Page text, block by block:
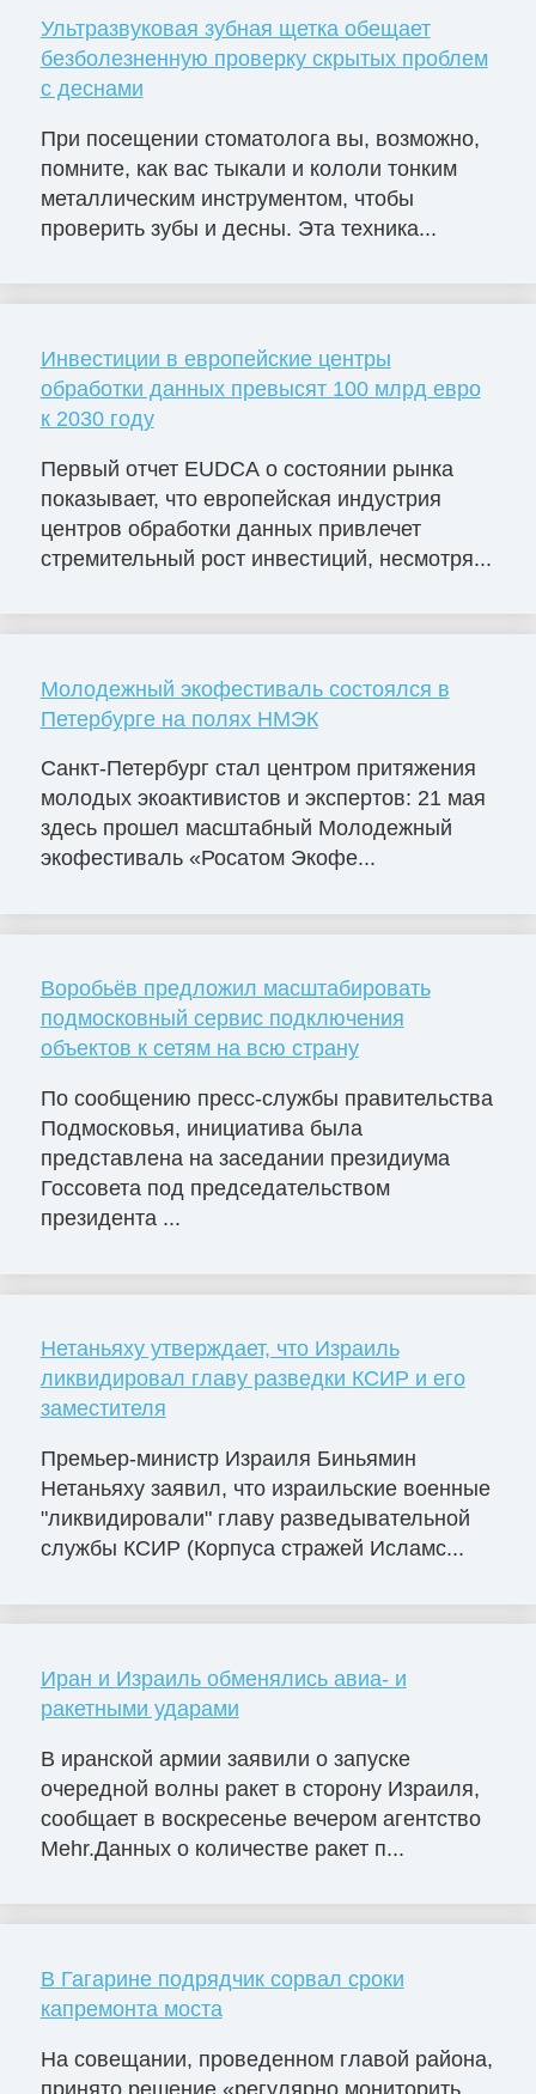
Ультразвуковая зубная щетка обещает
безболезненную проверку скрытых проблем
с деснами
При посещении стоматолога вы, возможно,
помните, как вас тыкали и кололи тонким
металлическим инструментом, чтобы
проверить зубы и десны. Эта техника...
Инвестиции в европейские центры
обработки данных превысят 100 млрд евро
к 2030 году
Первый отчет EUDCA о состоянии рынка
показывает, что европейская индустрия
центров обработки данных привлечет
стремительный рост инвестиций, несмотря...
Молодежный экофестиваль состоялся в
Петербурге на полях НМЭК
Санкт-Петербург стал центром притяжения
молодых экоактивистов и экспертов: 21 мая
здесь прошел масштабный Молодежный
экофестиваль «Росатом Экофе...
Воробьёв предложил масштабировать
подмосковный сервис подключения
объектов к сетям на всю страну
По сообщению пресс-службы правительства
Подмосковья, инициатива была
представлена на заседании президиума
Госсовета под председательством
президента ...
Нетаньяху утверждает, что Израиль
ликвидировал главу разведки КСИР и его
заместителя
Премьер-министр Израиля Биньямин
Нетаньяху заявил, что израильские военные
"ликвидировали" главу разведывательной
службы КСИР (Корпуса стражей Исламс...
Иран и Израиль обменялись авиа- и
ракетными ударами
В иранской армии заявили о запуске
очередной волны ракет в сторону Израиля,
сообщает в воскресенье вечером агентство
Mehr.Данных о количестве ракет п...
В Гагарине подрядчик сорвал сроки
капремонта моста
На совещании, проведенном главой района,
принято решение «регулярно мониторить